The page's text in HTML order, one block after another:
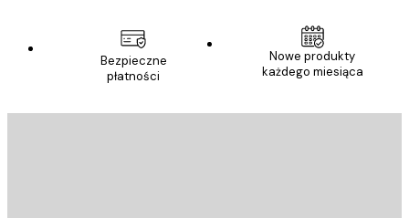
ANULUJ SUBSKRYPCJĘ
Bezpieczne
płatności
Nowe produkty
każdego miesiąca